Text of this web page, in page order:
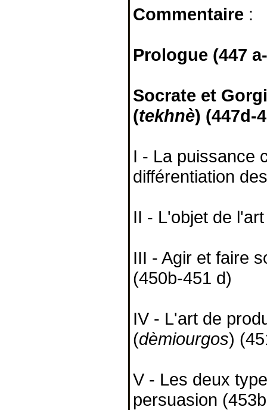
Commentaire :
Prologue (447
Socrate et
(tekhnè) (447d-
I - La puissance
différentiation
II - L'objet de
III - Agir et faire
(450b-451 d)
IV - L'art de
(dèmiourgos)
V - Les deux
persuasion